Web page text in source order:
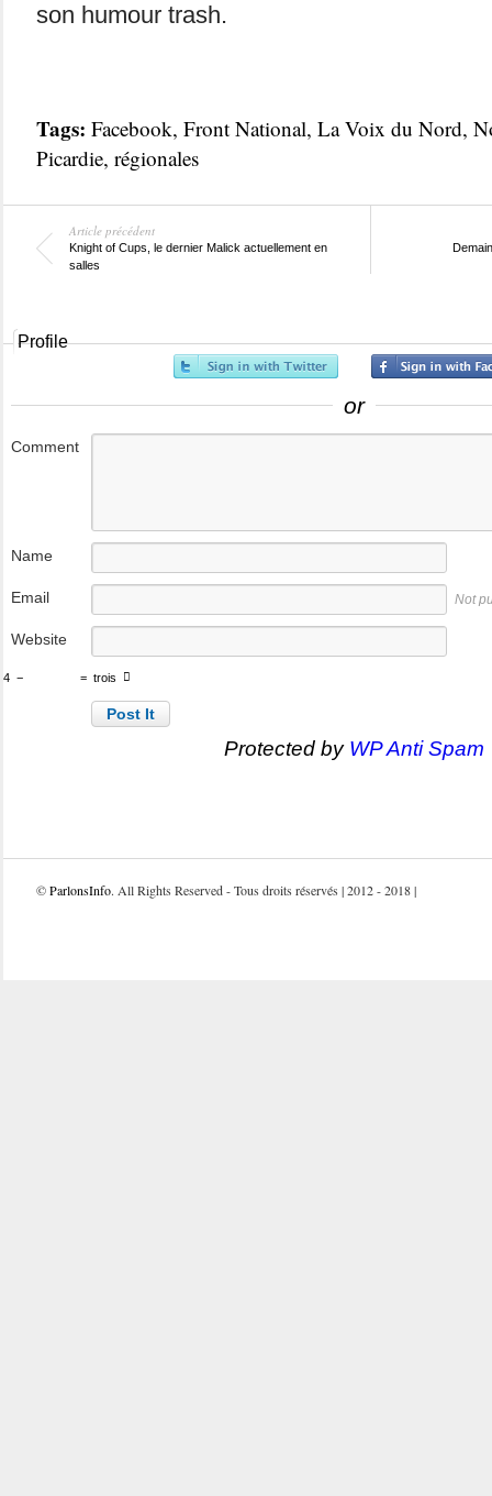
son humour trash.
Tags: Facebook, Front National, La Voix du Nord,
Picardie, régionales
Article précédent
Knight of Cups, le dernier Malick actuellement en
salles
Profile
or
Comment
Name
Email Not
Website
4 − = trois
Protected by WP Anti Spam
©ParlonsInfo. All Rights Reserved - Tous droits réservés | 2012 - 2018 |